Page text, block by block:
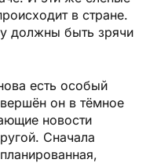
в стране.
должны быть зрячи
есть особый
он в тёмное
новости
Сначала